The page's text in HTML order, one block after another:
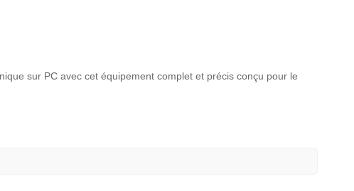
sur PC avec cet équipement complet et précis conçu pour le